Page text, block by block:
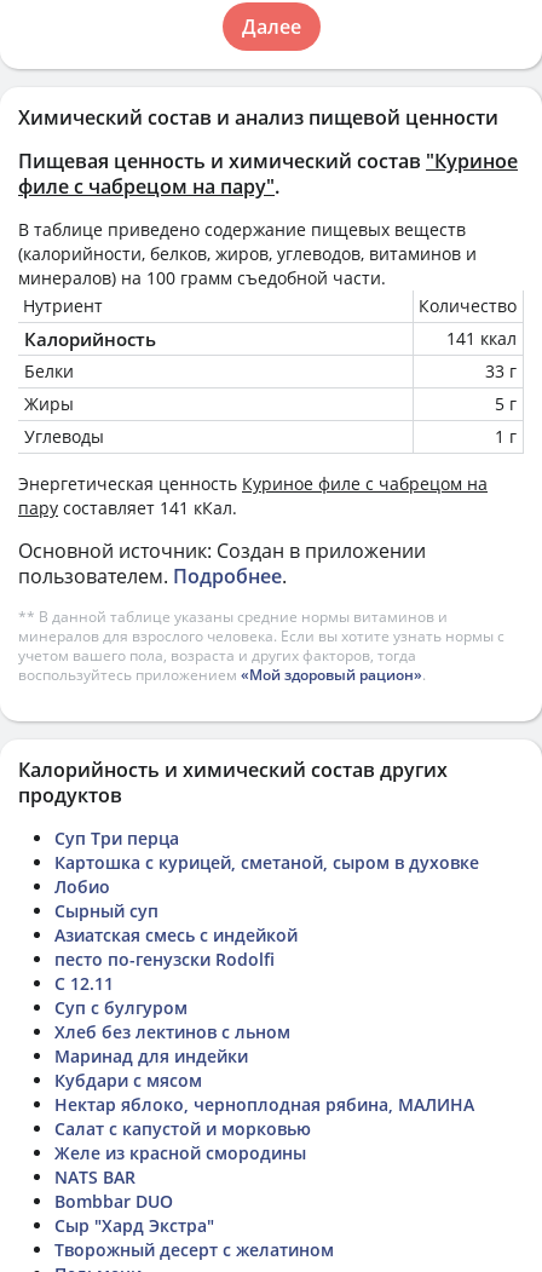
Химический состав и анализ пищевой ценности
Пищевая ценность и химический состав "Куриное
филе с чабрецом на пару".
В таблице приведено содержание пищевых веществ
(калорийности, белков, жиров, углеводов, витаминов и
минералов) на 100 грамм съедобной части.
Нутриент
Количество
Калорийность
141 ккал
Белки
33 г
Жиры
5 г
Углеводы
1 г
Энергетическая ценность Куриное филе с чабрецом на
пару составляет 141 кКал.
Основной источник: Создан в приложении
пользователем. Подробнее.
** В данной таблице указаны средние нормы витаминов и
минералов для взрослого человека. Если вы хотите узнать нормы с
учетом вашего пола, возраста и других факторов, тогда
воспользуйтесь приложением «Мой здоровый рацион».
Далее
Калорийность и химический состав других
продуктов
Суп Три перца
Картошка с курицей, сметаной, сыром в духовке
Лобио
Сырный суп
Азиатская смесь с индейкой
песто по-генузски Rodolfi
С 12.11
Суп с булгуром
Хлеб без лектинов с льном
Маринад для индейки
Кубдари с мясом
Нектар яблоко, черноплодная рябина, МАЛИНА
Салат с капустой и морковью
Желе из красной смородины
NATS BAR
Bombbar DUO
Сыр "Хард Экстра"
Творожный десерт с желатином